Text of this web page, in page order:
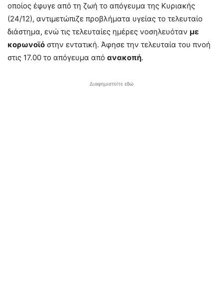
οποίος έφυγε από τη ζωή το απόγευμα της Κυριακής
(24/12), αντιμετώπιζε προβλήματα υγείας το τελευταίο
διάστημα, ενώ τις τελευταίες ημέρες νοσηλευόταν με
κορωνοϊό στην εντατική. Άφησε την τελευταία του πνοή
στις 17.00 το απόγευμα από ανακοπή.
Διαφημιστείτε εδώ